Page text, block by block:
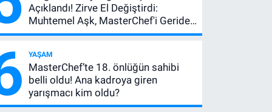
arasında
verdi
Anlatımla
Rehber
Açıklandı! Zirve El Değiştirdi:
Muhtemel Aşk, MasterChef'i Geride
Bıraktı
YAŞAM
MasterChef’te 18. önlüğün sahibi
belli oldu! Ana kadroya giren
yarışmacı kim oldu?